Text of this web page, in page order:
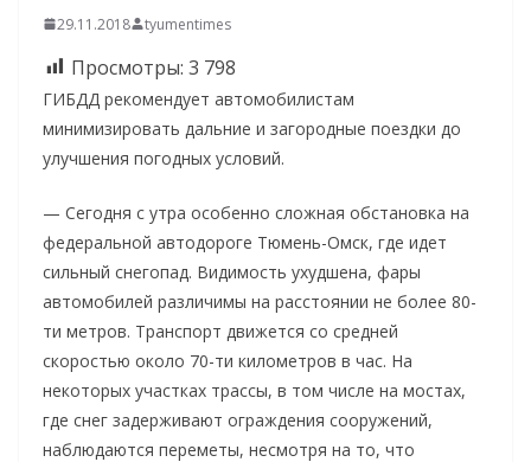
29.11.2018 tyumentimes
Просмотры: 3 798
ГИБДД рекомендует автомобилистам
минимизировать дальние и загородные поездки до
улучшения погодных условий.
— Сегодня с утра особенно сложная обстановка на
федеральной автодороге Тюмень-Омск, где идет
сильный снегопад. Видимость ухудшена, фары
автомобилей различимы на расстоянии не более 80-
ти метров. Транспорт движется со средней
скоростью около 70-ти километров в час. На
некоторых участках трассы, в том числе на мостах,
где снег задерживают ограждения сооружений,
наблюдаются переметы, несмотря на то, что